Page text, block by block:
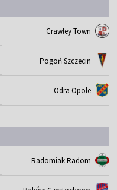
Crawley Town
Pogoń Szczecin
Odra Opole
Radomiak Radom